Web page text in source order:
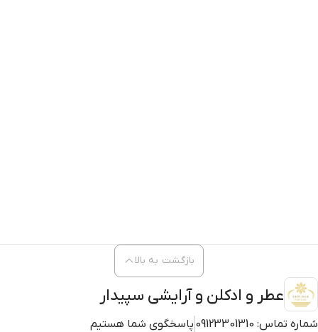
عطر و ادکلن و آرایشی سپیدار
شماره تماس: 09123301310 پاسخگوی شما هستیم
بازگشت به بالا